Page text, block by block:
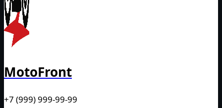
MotoFront
+7 (999) 999-99-99